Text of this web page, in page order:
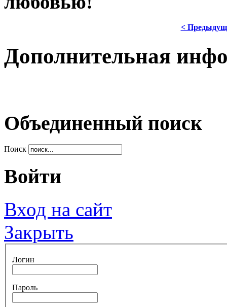
<
Дополнительная
Объединенный поиск
Поиск
Войти
Вход на сайт
Закрыть
Логин
Пароль